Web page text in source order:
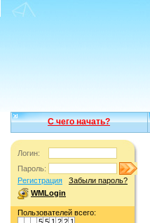
С чего начать?
Логин:
Пароль:
Регистрация
Забыли пароль?
WMLogin
Пользователей всего: